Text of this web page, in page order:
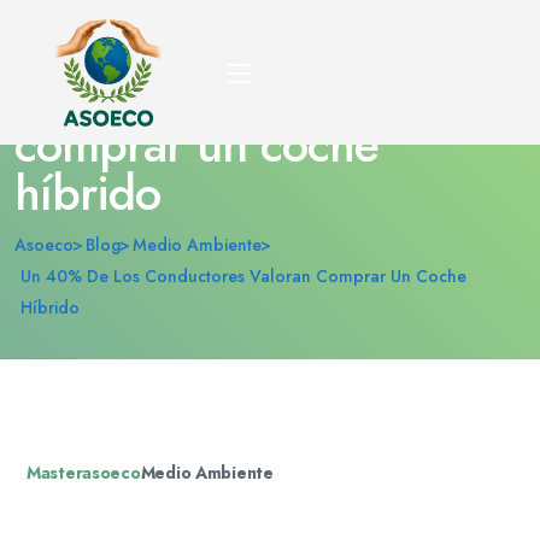
Un 40% de los
conductores valoran
comprar un coche
híbrido
Asoeco Blog Medio Ambiente
Un 40% De Los Conductores Valoran Comprar Un Coche
Híbrido
MasterasoecoMedio Ambiente